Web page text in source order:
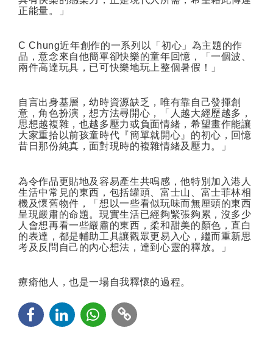
正能量。」
C Chung近年創作的一系列以「初心」為主題的作
品，意念來自他簡單卻快樂的童年回憶，「一個波、
兩件高達玩具，已可快樂地玩上整個暑假！」
自言出身基層，幼時資源缺乏，唯有靠自己發揮創
意，角色扮演，想方法尋開心，「人越大經歷越多，
思想越複雜，也越多壓力或負面情緒，希望畫作能讓
大家重拾以前孩童時代『簡單就開心』的初心，回憶
昔日那份純真，面對現時的複雜情緒及壓力。」
為令作品更貼地及容易產生共鳴感，他特別加入港人
生活中常見的東西，包括罐頭、富士山、富士菲林相
機及懷舊物件，「想以一些看似玩味而無厘頭的東西
呈現嚴肅的命題。現實生活已經夠緊張夠累，沒多少
人會想再看一些嚴肅的東西，柔和甜美的顏色，直白
的表達，都是輔助工具讓觀眾更易入心，繼而重新思
考及反問自己的內心想法，達到心靈的釋放。」
療瘉他人，也是一場自我釋懷的過程。